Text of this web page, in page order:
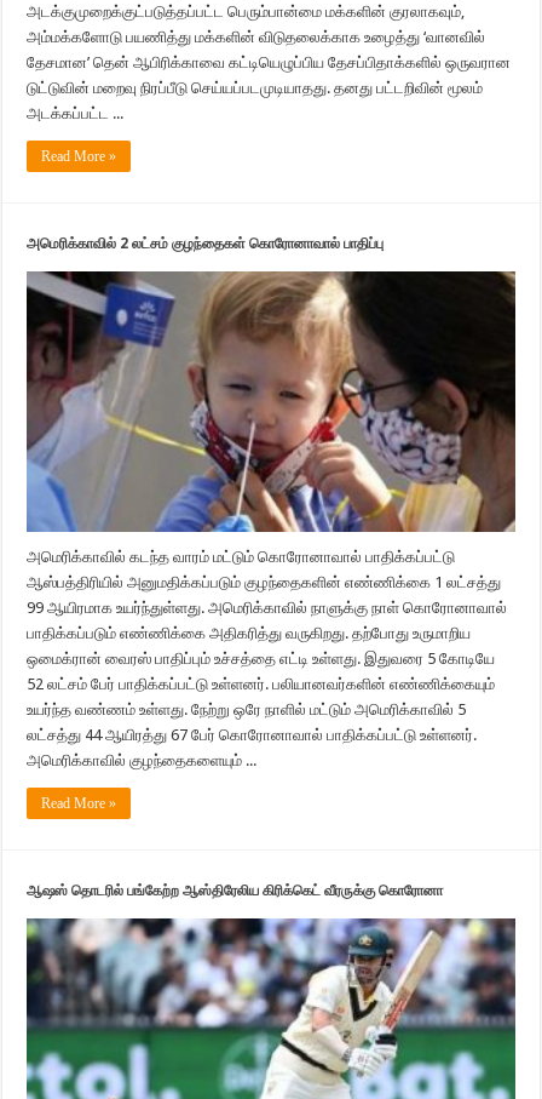
அடக்குமுறைக்குட்படுத்தப்பட்ட பெரும்பான்மை மக்களின் குரலாகவும்,
அம்மக்களோடு பயணித்து மக்களின் விடுதலைக்காக உழைத்து ‘வானவில்
தேசமான’ தென் ஆபிரிக்காவை கட்டியெழுப்பிய தேசப்பிதாக்களில் ஒருவரான
டுட்டுவின் மறைவு நிரப்பீடு செய்யப்படமுடியாதது. தனது பட்டறிவின் மூலம்
அடக்கப்பட்ட ...
Read More »
அமெரிக்காவில் 2 லட்சம் குழந்தைகள் கொரோனாவால் பாதிப்பு
அமெரிக்காவில் கடந்த வாரம் மட்டும் கொரோனாவால் பாதிக்கப்பட்டு
ஆஸ்பத்திரியில் அனுமதிக்கப்படும் குழந்தைகளின் எண்ணிக்கை 1 லட்சத்து
99 ஆயிரமாக உயர்ந்துள்ளது. அமெரிக்காவில் நாளுக்கு நாள் கொரோனாவால்
பாதிக்கப்படும் எண்ணிக்கை அதிகரித்து வருகிறது. தற்போது உருமாறிய
ஒமைக்ரான் வைரஸ் பாதிப்பும் உச்சத்தை எட்டி உள்ளது. இதுவரை 5 கோடியே
52 லட்சம் பேர் பாதிக்கப்பட்டு உள்ளனர். பலியானவர்களின் எண்ணிக்கையும்
உயர்ந்த வண்ணம் உள்ளது. நேற்று ஒரே நாளில் மட்டும் அமெரிக்காவில் 5
லட்சத்து 44 ஆயிரத்து 67 பேர் கொரோனாவால் பாதிக்கப்பட்டு உள்ளனர்.
அமெரிக்காவில் குழந்தைகளையும் ...
Read More »
ஆ‌ஷஸ் தொடரில் பங்கேற்ற ஆஸ்திரேலிய கிரிக்கெட் வீரருக்கு கொரோனா